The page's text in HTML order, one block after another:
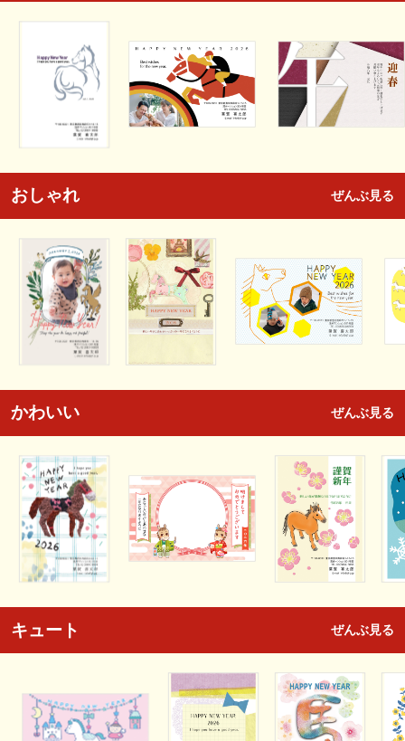
おしゃれ ぜんぶ見る
かわいい ぜんぶ見る
キュート ぜんぶ見る